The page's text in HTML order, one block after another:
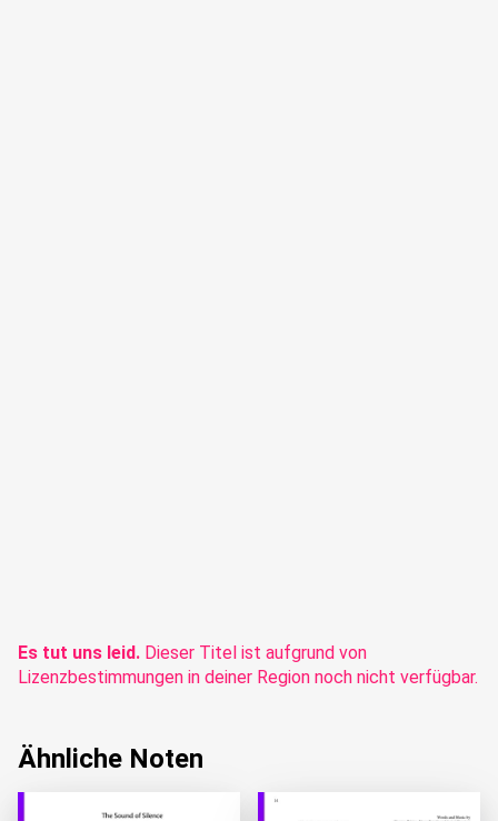
Es tut uns leid. Dieser Titel ist aufgrund von
Lizenzbestimmungen in deiner Region noch nicht verfügbar.
Ähnliche Noten